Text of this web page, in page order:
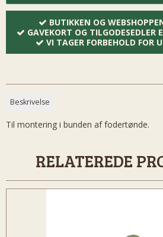
BUTIKKEN OG
GAVEKORT OG TILGODESEDLER
VI TAGER FORBEHOLD FOR
Beskrivelse
Til montering i bunden af fodertønde.
RELATEREDE